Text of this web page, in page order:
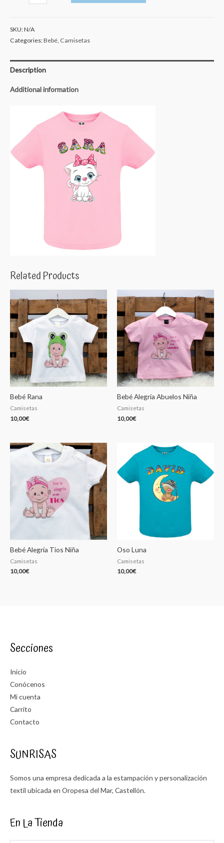
quantity
SKU:N/A
Categories:Bebé Camisetas
Description
Additional information
Related Products
Bebé Rana
Camisetas
10,00€
Bebé Alegría Abuelos Niña
Camisetas
10,00€
Bebé Alegría Tios Niña
Camisetas
10,00€
Oso Luna
Camisetas
10,00€
Secciones
Inicio
Conócenos
Mi cuenta
Carrito
Contacto
SUNRISAS
Somos una empresa dedicada a la estampación y personalización
textil ubicada en Oropesa del Mar, Castellón.
En La Tienda